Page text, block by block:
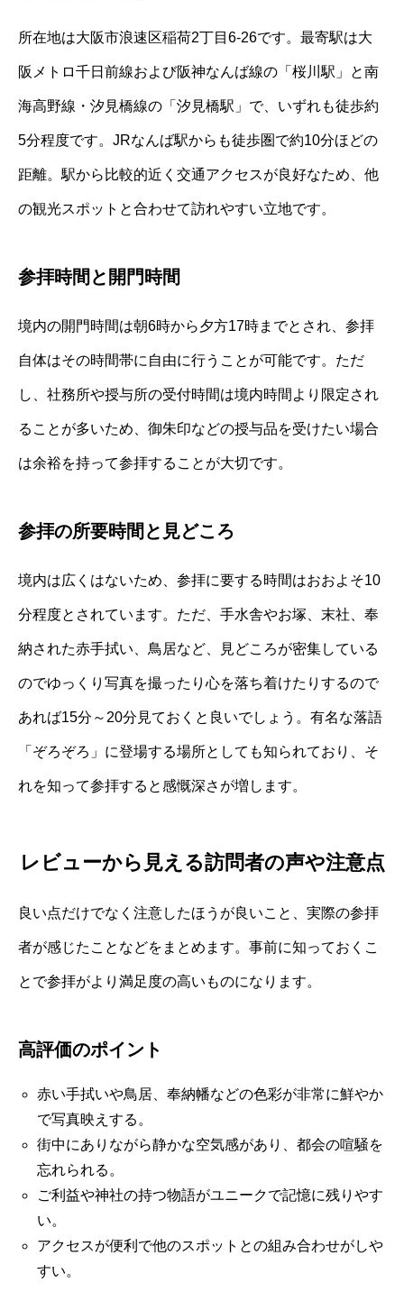
所在地は大阪市浪速区稲荷2丁目6-26です。最寄駅は大
阪メトロ千日前線および阪神なんば線の「桜川駅」と南
海高野線・汐見橋線の「汐見橋駅」で、いずれも徒歩約
5分程度です。JRなんば駅からも徒歩圏で約10分ほどの
距離。駅から比較的近く交通アクセスが良好なため、他
の観光スポットと合わせて訪れやすい立地です。
参拝時間と開門時間
境内の開門時間は朝6時から夕方17時までとされ、参拝
自体はその時間帯に自由に行うことが可能です。ただ
し、社務所や授与所の受付時間は境内時間より限定され
ることが多いため、御朱印などの授与品を受けたい場合
は余裕を持って参拝することが大切です。
参拝の所要時間と見どころ
境内は広くはないため、参拝に要する時間はおおよそ10
分程度とされています。ただ、手水舎やお塚、末社、奉
納された赤手拭い、鳥居など、見どころが密集している
のでゆっくり写真を撮ったり心を落ち着けたりするので
あれば15分～20分見ておくと良いでしょう。有名な落語
「ぞろぞろ」に登場する場所としても知られており、そ
れを知って参拝すると感慨深さが増します。
レビューから見える訪問者の声や注意点
良い点だけでなく注意したほうが良いこと、実際の参拝
者が感じたことなどをまとめます。事前に知っておくこ
とで参拝がより満足度の高いものになります。
高評価のポイント
赤い手拭いや鳥居、奉納幡などの色彩が非常に鮮やか
で写真映えする。
街中にありながら静かな空気感があり、都会の喧騒を
忘れられる。
ご利益や神社の持つ物語がユニークで記憶に残りやす
い。
アクセスが便利で他のスポットとの組み合わせがしや
すい。